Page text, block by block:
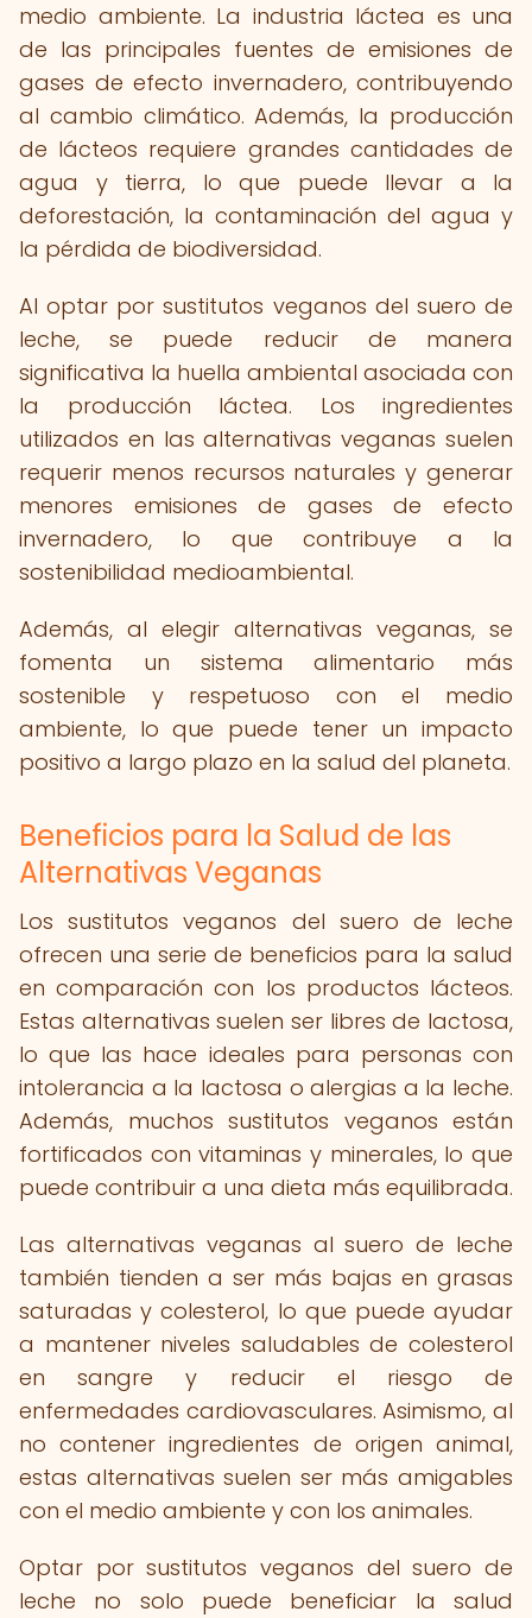
medio ambiente. La industria láctea es una
de las principales fuentes de emisiones de
gases de efecto invernadero, contribuyendo
al cambio climático. Además, la producción
de lácteos requiere grandes cantidades de
agua y tierra, lo que puede llevar a la
deforestación, la contaminación del agua y
la pérdida de biodiversidad.
Al optar por sustitutos veganos del suero de
leche, se puede reducir de manera
significativa la huella ambiental asociada con
la producción láctea. Los ingredientes
utilizados en las alternativas veganas suelen
requerir menos recursos naturales y generar
menores emisiones de gases de efecto
invernadero, lo que contribuye a la
sostenibilidad medioambiental.
Además, al elegir alternativas veganas, se
fomenta un sistema alimentario más
sostenible y respetuoso con el medio
ambiente, lo que puede tener un impacto
positivo a largo plazo en la salud del planeta.
Beneficios para la Salud de las
Alternativas Veganas
Los sustitutos veganos del suero de leche
ofrecen una serie de beneficios para la salud
en comparación con los productos lácteos.
Estas alternativas suelen ser libres de lactosa,
lo que las hace ideales para personas con
intolerancia a la lactosa o alergias a la leche.
Además, muchos sustitutos veganos están
fortificados con vitaminas y minerales, lo que
puede contribuir a una dieta más equilibrada.
Las alternativas veganas al suero de leche
también tienden a ser más bajas en grasas
saturadas y colesterol, lo que puede ayudar
a mantener niveles saludables de colesterol
en sangre y reducir el riesgo de
enfermedades cardiovasculares. Asimismo, al
no contener ingredientes de origen animal,
estas alternativas suelen ser más amigables
con el medio ambiente y con los animales.
Optar por sustitutos veganos del suero de
leche no solo puede beneficiar la salud